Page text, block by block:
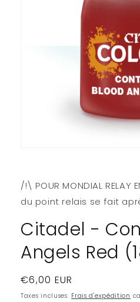
dans
fenêtre
/!\ POUR MONDIAL RELAY
du point relais se fait
Citadel -
Angels Red
Prix
habituel
€6,00 EUR
Taxes incluses. Frais d'expédition